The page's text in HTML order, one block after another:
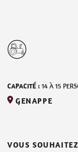
CAPACITÉ : 14 À15
GENAPPE
VOUS